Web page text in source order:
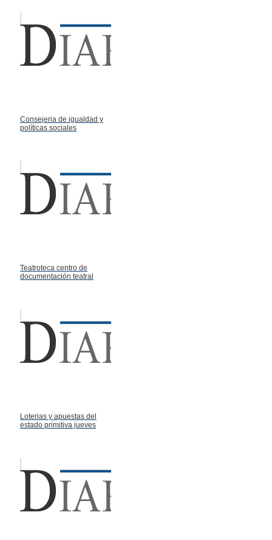
Consejeria de igualdad y
políticas sociales
Teatroteca centro de
documentación teatral
Loterias y apuestas del
estado primitiva jueves